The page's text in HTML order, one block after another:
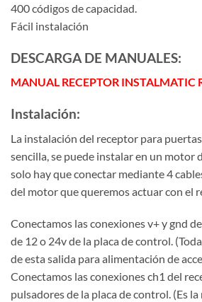
400 códigos de capacidad.
Fácil instalación
DESCARGA DE MANUALES:
MANUAL RECEPTOR INSTALMATIC
Instalación:
La instalación del receptor para
sencilla, se puede instalar en un motor
solo hay que conectar mediante 4
del motor que queremos actuar con el
Conectamos las conexiones v+ y gnd
de 12 o 24v de la placa de control.
de esta salida para alimentación de
Conectamos las conexiones ch1 del
pulsadores de la placa de control. (Es